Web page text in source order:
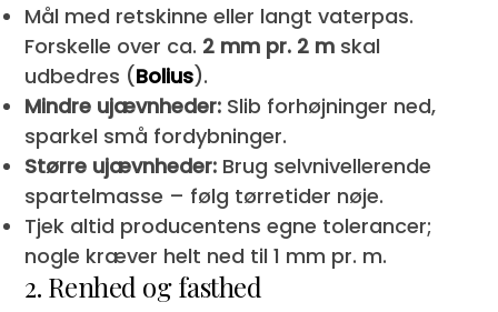
Mål med retskinne eller langt vaterpas.
Forskelle over ca. 2 mm pr. 2 m skal
udbedres (Bolius).
Mindre ujævnheder: Slib forhøjninger ned,
sparkel små fordybninger.
Større ujævnheder: Brug selvnivellerende
spartelmasse – følg tørretider nøje.
Tjek altid producentens egne tolerancer;
nogle kræver helt ned til 1 mm pr. m.
2. Renhed og fasthed